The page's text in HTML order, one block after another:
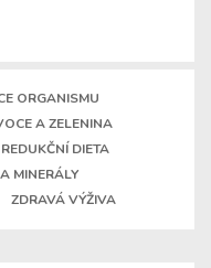
ORGANISMU
A ZELENINA
REDUKČNÍ DIETA
MINERÁLY
ZDRAVÁ VÝŽIVA